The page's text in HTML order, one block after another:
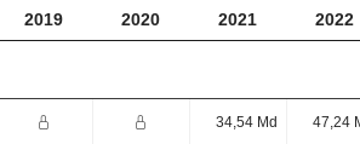
2019 2020 2021 2022
34,54 Md 47,24